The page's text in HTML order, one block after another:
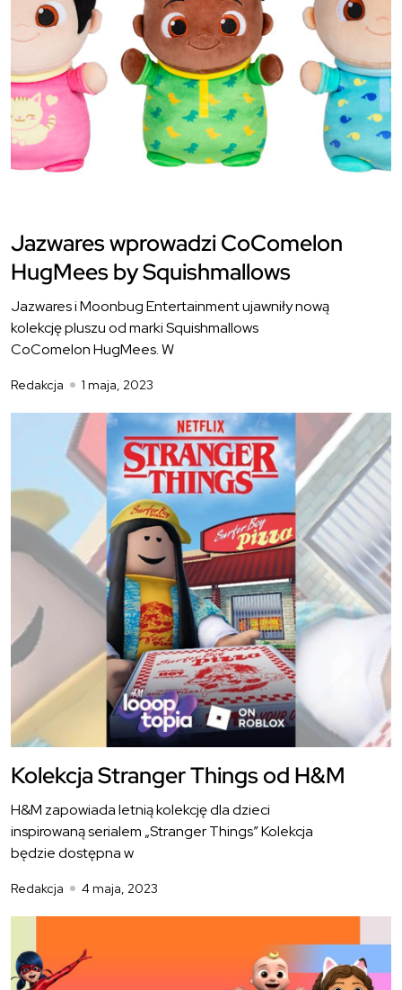
Jazwares wprowadzi CoComelon
HugMees by Squishmallows
Jazwares i Moonbug Entertainment ujawniły nową
kolekcję pluszu od marki Squishmallows
CoComelon HugMees. W
Redakcja 1 maja, 2023
Kolekcja Stranger Things od H&M
H&M zapowiada letnią kolekcję dla dzieci
inspirowaną serialem „Stranger Things” Kolekcja
będzie dostępna w
Redakcja 4 maja, 2023